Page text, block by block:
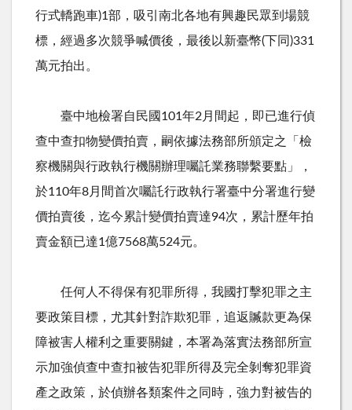
行式轎跑車)1 部，吸引南北各地有興趣民眾到場競
標，經過多次競爭喊價後，最後以新臺幣( 下同 )331
萬元拍出。
臺中地檢署自民國 101 年2 月間起，即已進行偵
查中查扣物變價拍賣，嗣依據法務部所頒定之「檢
察機關與行政執行機關辦理囑託業務聯繫要點」，
於110年8月間首次囑託行政執行署臺中分署進行變
價拍賣後，迄今累計變價拍賣達94次，累計歷年拍
賣金額已達1 億7568萬524元。
任何人不得保有犯罪所得，我國打擊犯罪之主
要政策目標，尤其針對詐欺犯罪，追返贓款更為保
障被害人權利之重要關鍵，本署為落實法務部所宣
示加強偵查中查扣被告犯罪所得及完全剝奪犯罪資
產之政策，於偵辦各類案件之同時，強力對被告的